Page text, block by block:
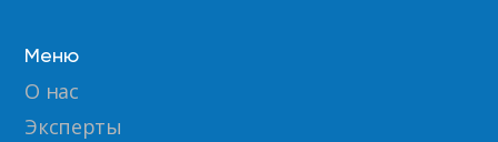
Меню
О нас
Эксперты